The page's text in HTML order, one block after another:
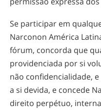
Se participar em
Narconon América
fórum, concorda que
providenciada por si
não confidencialidade,
a si devida, e concede
direito perpétuo,